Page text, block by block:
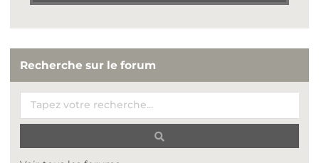
Recherche sur le forum